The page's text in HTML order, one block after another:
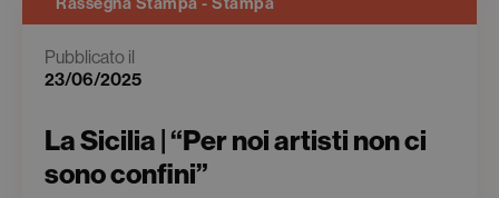
Pubblicato il
23/06/2025
La Sicilia | “Per noi artisti non ci
sono confini”